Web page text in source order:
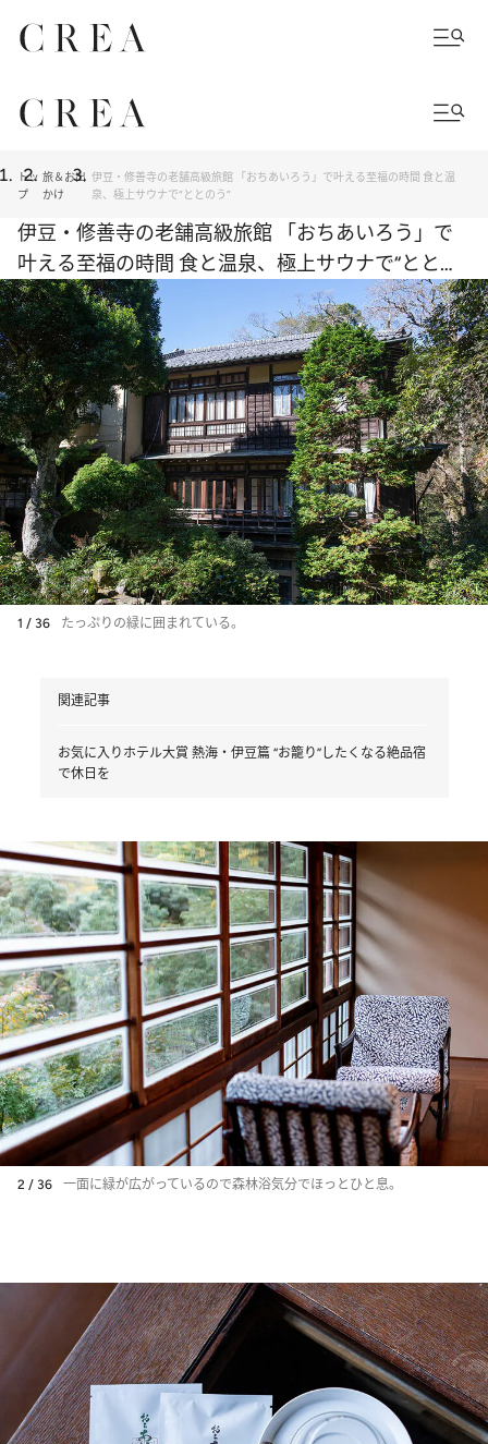
トッ
プ
旅＆お出
かけ
伊豆・修善寺の老舗高級旅館 「おちあいろう」で叶える至福の時間 食と温
泉、極上サウナで“ととのう”
伊豆・修善寺の老舗高級旅館 「おちあいろう」で
叶える至福の時間 食と温泉、極上サウナで“ととの
う”
1 / 36 たっぷりの緑に囲まれている。
関連記事
お気に入りホテル大賞 熱海・伊豆篇 “お籠り”したくなる絶品宿
で休日を
2 / 36 一面に緑が広がっているので森林浴気分でほっとひと息。